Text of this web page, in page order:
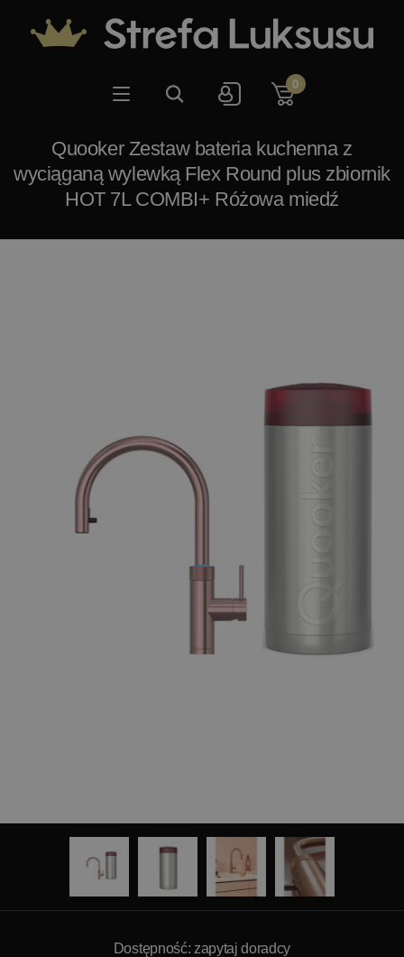
0
Quooker Zestaw bateria kuchenna z
wyciąganą wylewką Flex Round plus zbiornik
HOT 7L COMBI+ Różowa miedź
Dostępność: zapytaj doradcy